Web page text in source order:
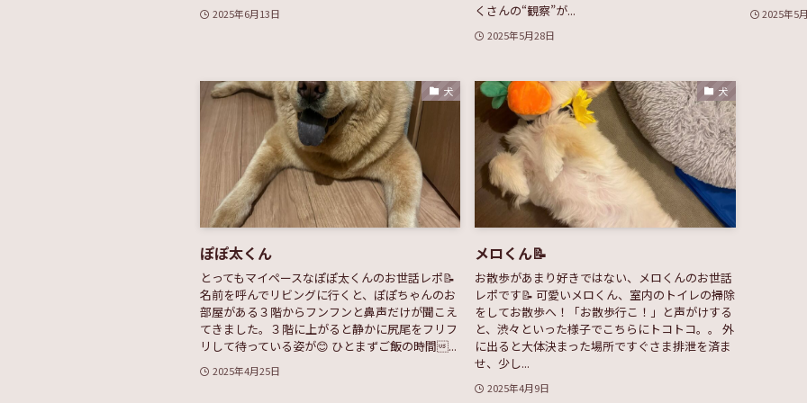
2025年6月13日
くさんの“観察”が...
2025年5月28日
2025年5
犬
ぽぽ太くん
とってもマイペースなぽぽ太くんのお世話レポ📝
名前を呼んでリビングに行くと、ぽぽちゃんのお
部屋がある３階からフンフンと鼻声だけが聞こえ
てきました。３階に上がると静かに尻尾をフリフ
リして待っている姿が😊 ひとまずご飯の時間...
2025年4月25日
犬
メロくん📝
お散歩があまり好きではない、メロくんのお世話
レポです📝 可愛いメロくん、室内のトイレの掃除
をしてお散歩へ！「お散歩行こ！」と声がけする
と、渋々といった様子でこちらにトコトコ。。 外
に出ると大体決まった場所ですぐさま排泄を済ま
せ、少し...
2025年4月9日